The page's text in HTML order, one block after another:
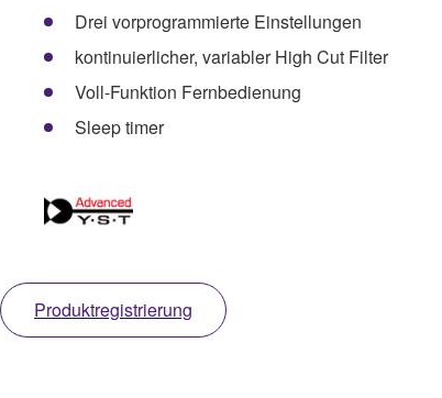
Drei vorprogrammierte Einstellungen
kontinuierlicher, variabler High Cut Filter
Voll-Funktion Fernbedienung
Sleep timer
Produktregistrierung